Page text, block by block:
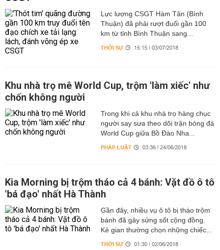
Lực lượng CSGT Hàm Tân (Bình
Thuận) đã phải rượt đuổi gần 100
km từ tỉnh Bình Thuận sang...
THỜI SỰ 15:15 | 03/07/2018
Khu nhà trọ mê World Cup, trộm 'làm xiếc' như
chốn không người
Trong khi cả khu nhà trọ hàng chục
người say sưa theo dõi trận bóng đá
World Cup giữa Bồ Đào Nha...
PHÁP LUẬT 03:36 | 24/06/2018
Kia Morning bị trộm tháo cả 4 bánh: Vặt đồ ô tô
'bá đạo' nhất Hà Thành
Gần đây, nhiều vụ ô tô bị tháo trộm
bánh đã gây sửng sốt cộng đồng.
Kẻ gian thường chọn những chiếc...
THỜI SỰ 01:30 | 02/06/2018